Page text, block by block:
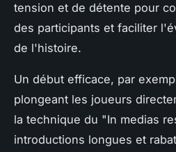
tension et de détente pour
des participants et faciliter
de l'histoire.
Un début efficace, par
plongeant les joueurs
la technique du "In medias
introductions longues et